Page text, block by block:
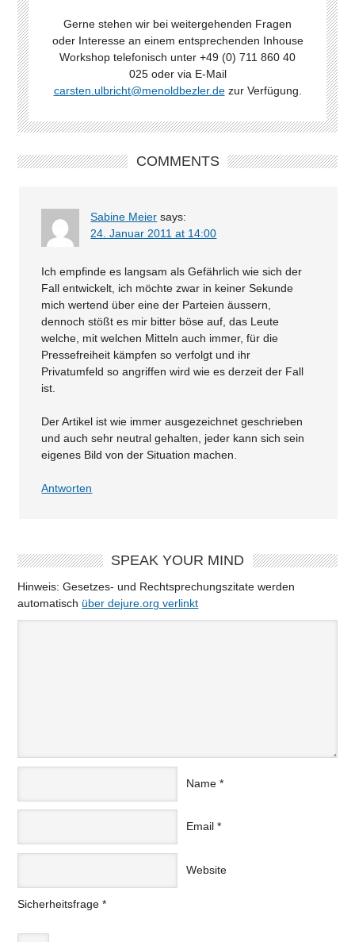
Gerne stehen wir bei weitergehenden Fragen
oder Interesse an einem entsprechenden Inhouse
Workshop telefonisch unter +49 (0) 711 860 40
025 oder via E-Mail
carsten.ulbricht@menoldbezler.dezur Verfügung.
COMMENTS
Sabine Meier says:
24. Januar 2011 at 14:00
Ich empfinde es langsam als Gefährlich wie sich der
Fall entwickelt, ich möchte zwar in keiner Sekunde
mich wertend über eine der Parteien äussern,
dennoch stößt es mir bitter böse auf, das Leute
welche, mit welchen Mitteln auch immer, für die
Pressefreiheit kämpfen so verfolgt und ihr
Privatumfeld so angriffen wird wie es derzeit der Fall
ist.
Der Artikel ist wie immer ausgezeichnet geschrieben
und auch sehr neutral gehalten, jeder kann sich sein
eigenes Bild von der Situation machen.
Antworten
SPEAK YOUR MIND
Hinweis: Gesetzes- und Rechtsprechungszitate werden
automatisch über dejure.org verlinkt
Name *
Email *
Website
Sicherheitsfrage *